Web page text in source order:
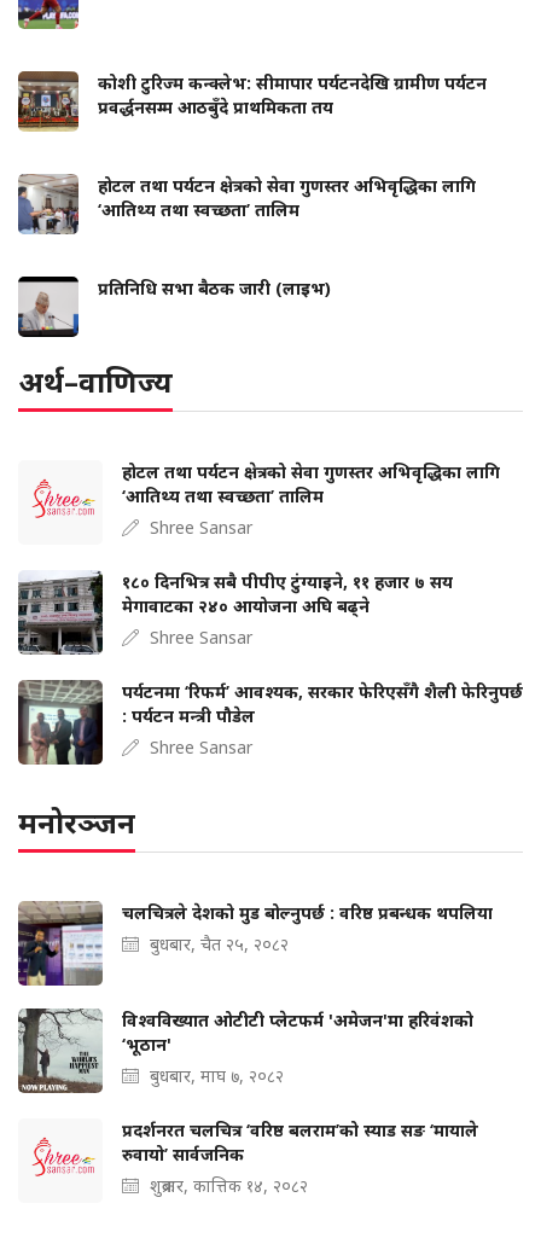
कोशी टुरिज्म कन्क्लेभ: सीमापार पर्यटनदेखि ग्रामीण पर्यटन
प्रवर्द्धनसम्म आठबुँदे प्राथमिकता तय
होटल तथा पर्यटन क्षेत्रको सेवा गुणस्तर अभिवृद्धिका लागि
‘आतिथ्य तथा स्वच्छता’ तालिम
प्रतिनिधि सभा बैठक जारी (लाइभ)
अर्थ–वाणिज्य
होटल तथा पर्यटन क्षेत्रको सेवा गुणस्तर अभिवृद्धिका लागि
‘आतिथ्य तथा स्वच्छता’ तालिम
Shree Sansar
१८० दिनभित्र सबै पीपीए टुंग्याइने, ११ हजार ७ सय
मेगावाटका २४० आयोजना अघि बढ्ने
Shree Sansar
पर्यटनमा ‘रिफर्म’ आवश्यक, सरकार फेरिएसँगै शैली फेरिनुपर्छ
: पर्यटन मन्त्री पौडेल
Shree Sansar
मनोरञ्जन
चलचित्रले देशको मुड बोल्‍नुपर्छ : वरिष्ठ प्रबन्धक थपलिया
बुधबार, चैत २५, २०८२
विश्वविख्यात ओटीटी प्लेटफर्म 'अमेजन'मा हरिवंशको
‘भूठान'
बुधबार, माघ ७, २०८२
प्रदर्शनरत चलचित्र ‘वरिष्ठ बलराम’को स्याड सङ ‘मायाले
रुवायो’ सार्वजनिक
शुक्रबार, कात्तिक १४, २०८२